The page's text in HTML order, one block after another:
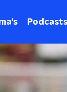
Podcasts